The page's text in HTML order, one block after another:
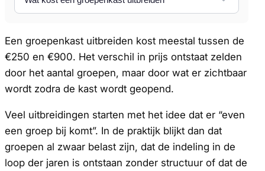
Een groepenkast uitbreiden kost meestal tussen de
€250 en €900. Het verschil in prijs ontstaat zelden
door het aantal groepen, maar door wat er zichtbaar
wordt zodra de kast wordt geopend.
Veel uitbreidingen starten met het idee dat er “even
een groep bij komt”. In de praktijk blijkt dan dat
groepen al zwaar belast zijn, dat de indeling in de
loop der jaren is ontstaan zonder structuur of dat de